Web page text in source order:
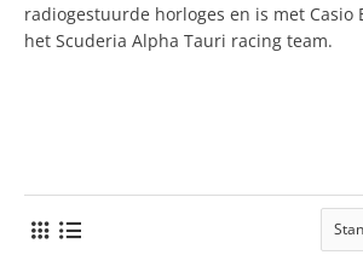
radiogestuurde horloges en is met Casio
het Scuderia Alpha Tauri racing team.